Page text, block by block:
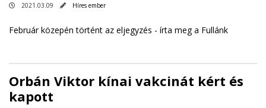
2021.03.09 Híres ember
Február közepén történt az eljegyzés - írta meg a Fullánk
Orbán Viktor kínai vakcinát kért és
kapott